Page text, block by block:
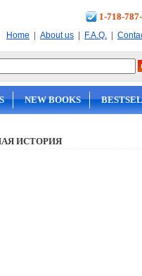
1-718-
Home | About us | F.A.Q. |
NEW BOOKS
ИСТОРИЯ